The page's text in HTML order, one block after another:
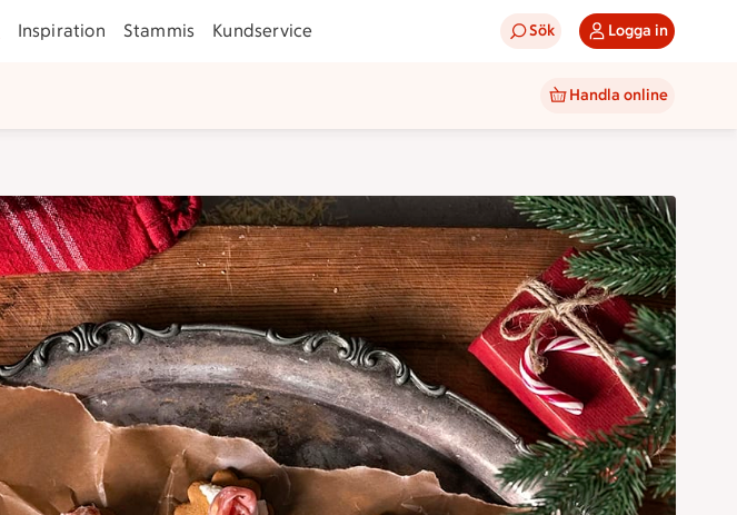
Inspiration Stammis Kundservice Sök Logga in
Handla online